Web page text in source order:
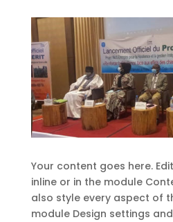
Your content goes here.
inline or in the module
also style every aspect of
module Design settings